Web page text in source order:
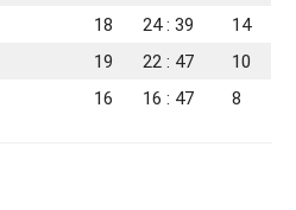
18 24 : 39
14
19 22 : 47
10
16 16 : 47 8